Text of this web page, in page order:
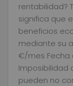
rentabilidad?
significa que
beneficios
mediante su
€/mes Fecha
Imposibilidad
pueden no